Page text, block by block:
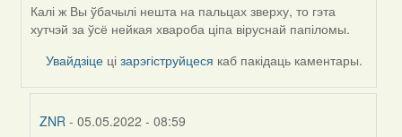
Калі ж Вы ўбачылі нешта на пальцах зверху, то гэта
хутчэй за ўсё нейкая хвароба ціпа віруснай папіломы.
Увайдзіце цізарэгіструйцеся каб пакідаць каментары.
ZNR - 05.05.2022 - 08:59